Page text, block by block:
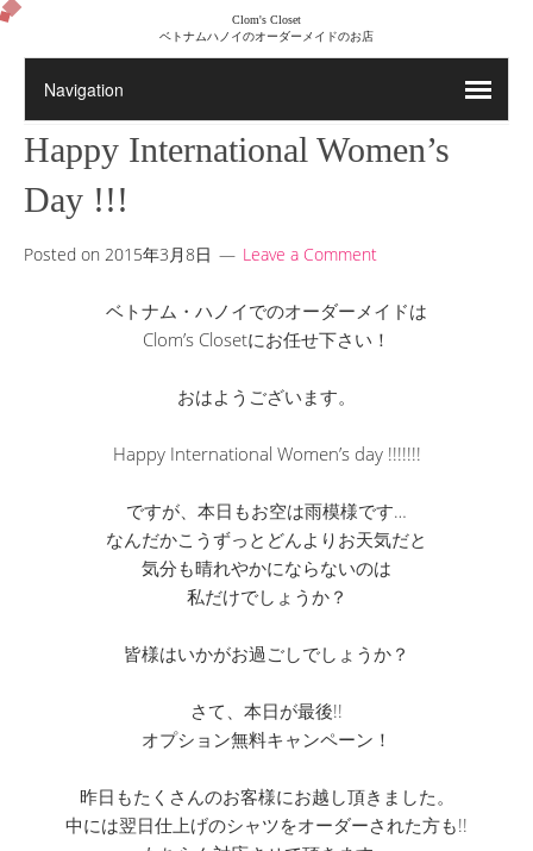
Clom's Closet
ベトナムハノイのオーダーメイドのお店
Happy International Women’s
Day !!!
Posted on 2015年3月8日 Leave a Comment
ベトナム・ハノイでのオーダーメイドは
Clom’s Closetにお任せ下さい！
おはようございます。
Happy International Women’s day !!!!!!!
ですが、本日もお空は雨模様です…
なんだかこうずっとどんよりお天気だと
気分も晴れやかにならないのは
私だけでしょうか？
皆様はいかがお過ごしでしょうか？
さて、本日が最後!!
オプション無料キャンペーン！
昨日もたくさんのお客様にお越し頂きました。
中には翌日仕上げのシャツをオーダーされた方も!!